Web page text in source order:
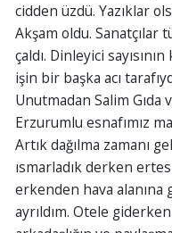
cidden üzdü. Yazıklar
Akşam oldu. Sanatçılar
çaldı. Dinleyici
işin bir başka acı
Unutmadan Salim Gıda
Erzurumlu esnafımız
Artık dağılma zamanı
ısmarladık derken
erkenden hava
ayrıldım. Otele